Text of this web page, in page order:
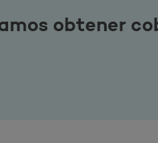
obtener